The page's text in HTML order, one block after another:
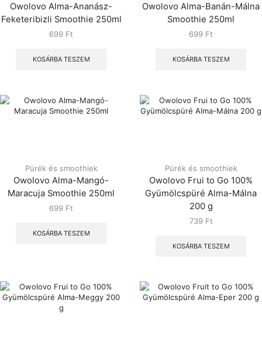
Owolovo Alma-Ananász-
Feketeribizli Smoothie 250ml
699 Ft
KOSÁRBA TESZEM
Owolovo Alma-Banán-Málna
Smoothie 250ml
699 Ft
KOSÁRBA TESZEM
Pürék és smoothiek
Owolovo Alma-Mangó-
Maracuja Smoothie 250ml
699 Ft
KOSÁRBA TESZEM
Pürék és smoothiek
Owolovo Frui to Go 100%
Gyümölcspüré Alma-Málna
200 g
739 Ft
KOSÁRBA TESZEM